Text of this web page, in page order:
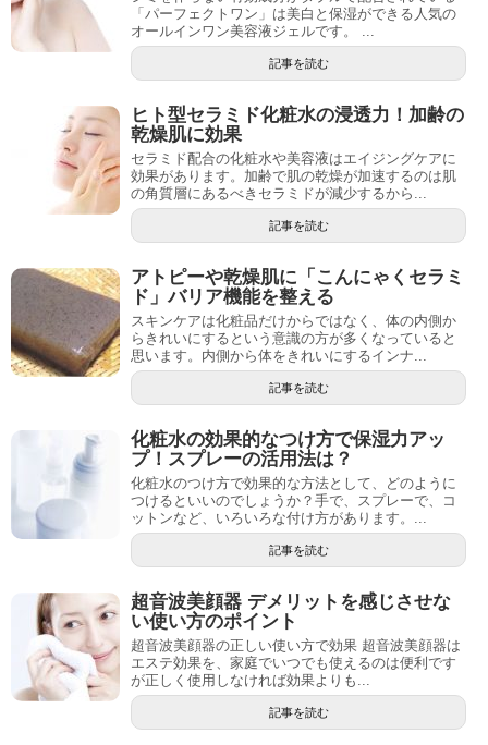
「パーフェクトワン」は美白と保湿ができる人気の
オールインワン美容液ジェルです。 ...
記事を読む
ヒト型セラミド化粧水の浸透力！加齢の
乾燥肌に効果
セラミド配合の化粧水や美容液はエイジングケアに
効果があります。加齢で肌の乾燥が加速するのは肌
の角質層にあるべきセラミドが減少するから...
記事を読む
アトピーや乾燥肌に「こんにゃくセラミ
ド」バリア機能を整える
スキンケアは化粧品だけからではなく、体の内側か
らきれいにするという意識の方が多くなっていると
思います。内側から体をきれいにするインナ...
記事を読む
化粧水の効果的なつけ方で保湿力アッ
プ！スプレーの活用法は？
化粧水のつけ方で効果的な方法として、どのように
つけるといいのでしょうか？手で、スプレーで、コ
ットンなど、いろいろな付け方があります。...
記事を読む
超音波美顔器 デメリットを感じさせな
い使い方のポイント
超音波美顔器の正しい使い方で効果 超音波美顔器は
エステ効果を、家庭でいつでも使えるのは便利です
が正しく使用しなければ効果よりも...
記事を読む